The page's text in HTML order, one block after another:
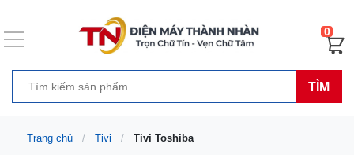
TÌM
0
Trang chủ Tivi Tivi Toshiba